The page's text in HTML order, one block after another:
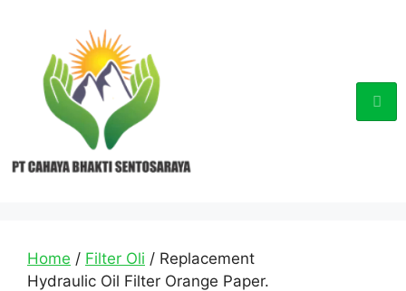
Home / Filter Oli / Replacement
Hydraulic Oil Filter Orange Paper.